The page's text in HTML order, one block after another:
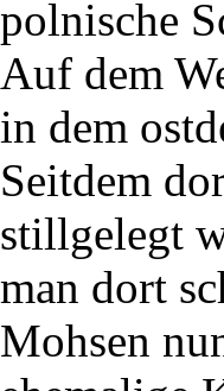
polnische
Auf dem
in dem
Seitdem
stillgelegt
man dort
Mohsen